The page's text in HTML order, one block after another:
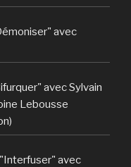
avec
avec Sylvain
Lebousse
avec